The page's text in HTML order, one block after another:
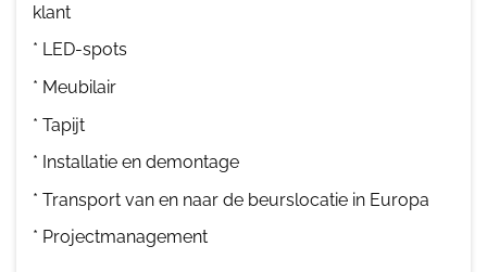
klant
* LED-spots
* Meubilair
* Tapijt
* Installatie en demontage
* Transport van en naar de beurslocatie in Europa
* Projectmanagement